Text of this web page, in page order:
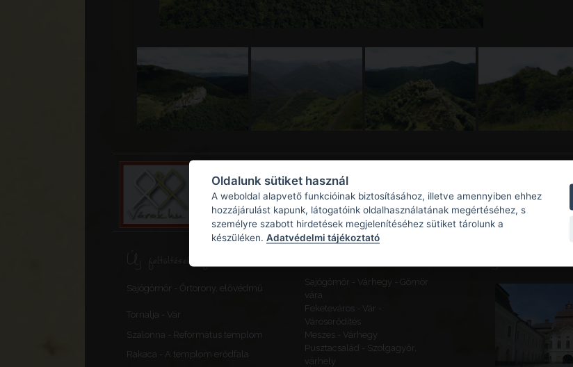
Új feltöltések, frissítések
Sajógömör - Őrtorony, elővédmű
Sajógömör - Várhegy - Gömör
vára
Tornalja - Vár
Feketeváros - Vár -
Városerődítés
Szalonna - Református templom
Meszes - Várhegy
Rakaca - A templom erődfala
Pusztacsalád - Szolgagyőr,
várhely
Oldalunk sütiket használ
A weboldal alapvető funkcióinak biztosításához, illetve amennyiben ehhez
hozzájárulást kapunk, látogatóink oldalhasználatának megértéséhez, s
személyre szabott hirdetések megjelenítéséhez sütiket tárolunk a
készüléken. Adatvédelmi tájékoztató